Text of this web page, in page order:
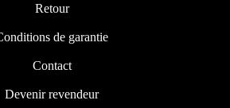
Retour
de garantie
Contact
Devenir revendeur